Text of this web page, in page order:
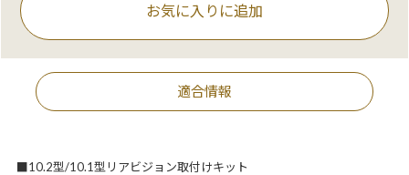
お気に入りに追加
適合情報
■10.2型/10.1型リアビジョン取付けキット